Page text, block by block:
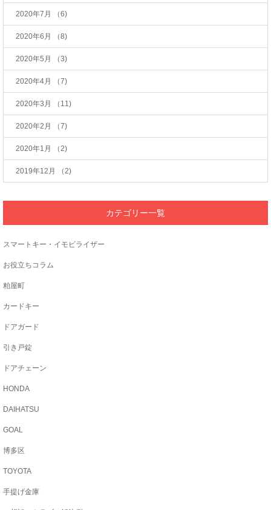
2020年7月 （6)
2020年6月 （8)
2020年5月 （3)
2020年4月 （7)
2020年3月 （11)
2020年2月 （7)
2020年1月 （2)
2019年12月 （2)
カテゴリー一覧
スマートキー・イモビライザー
お役立ちコラム
粕屋町
カードキー
ドアガード
引き戸錠
ドアチェーン
HONDA
DAIHATSU
GOAL
博多区
TOYOTA
手提げ金庫